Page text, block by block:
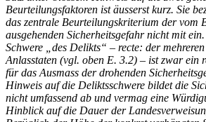
Beurteilungsfaktoren ist äusserst kurz. Sie
das zentrale Beurteilungskriterium der vom
ausgehenden Sicherheitsgefahr nicht mit
Schwere „des Delikts“ – recte: der
Anlasstaten (vgl. oben E. 3.2) – ist zwar ein
für das Ausmass der drohenden
Hinweis auf die Deliktsschwere bildet die
nicht umfassend ab und vermag eine
Hinblick auf die Dauer der